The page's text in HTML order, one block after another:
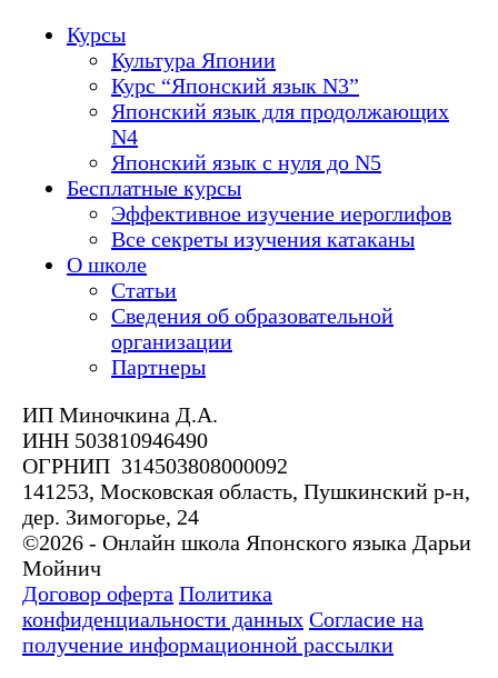
Курсы
Культура Японии
Курс “Японский язык N3”
Японский язык для продолжающих
N4
Японский язык с нуля до N5
Бесплатные курсы
Эффективное изучение иероглифов
Все секреты изучения катаканы
О школе
Статьи
Сведения об образовательной
организации
Партнеры
ИП Миночкина Д.А.
ИНН 503810946490
ОГРНИП 314503808000092
141253, Московская область, Пушкинский р-н,
дер. Зимогорье, 24
©2026 - Онлайн школа Японского языка Дарьи
Мойнич
Договор оферта Политика
конфиденциальности данных Согласие на
получение информационной рассылки